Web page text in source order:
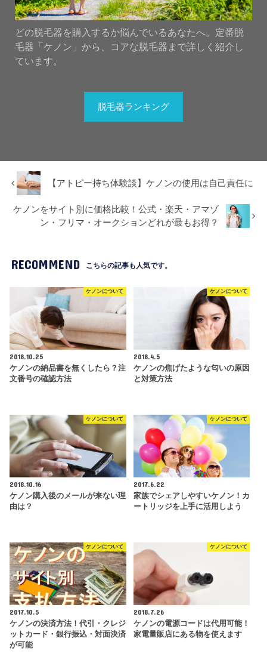
どの脱毛器を購入するか悩んでいるあなたへ。定番脱
毛器「ケノン」から、コアな脱毛器まで詳しく紹介し
ています。
脱毛器ランキング
【アトピー持ち体験談】ケノンの使用は自己責任に
ケノンをサイト別に価格比較！公式・楽天・アマゾ
ン・フリマ・オークションどれが最もお得？
RECOMMEND こちらの記事も人気です。
ケノンについて
2018.10.25
ケノンの納品書を無くしたら？注
文番号の確認方法
ケノンについて
2018.4.5
ケノンの焦げたような匂いの原因
と対策方法
ケノンについて
2018.10.16
ケノン購入後のメールが来ない理
由は？
ケノンについて
2017.6.22
家族でシェアしやすいケノン！カ
ートリッジを上手に活用しよう
ケノンについて
2017.10.5
ケノンの決済方法！代引・クレジ
ットカード・銀行振込・対面決済
が可能
ケノンについて
2018.7.26
ケノンの電源コードは代用可能！
家電量販店にある物を使えます